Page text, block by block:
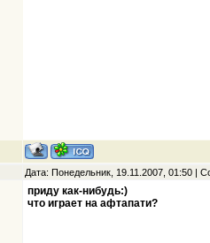
Дата: Понедельник, 19.11.2007, 01:50 |
приду как-нибудь:)
что играет на афтапати?